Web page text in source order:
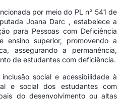
por meio do PL n° 541 de
Joana Darc , estabelece a
para Pessoas com Deficiência
ensino superior, promovendo a
assegurando a permanência,
de estudantes com deficiência.
social e acessibilidade à
e social dos estudantes com
do desenvolvimento ou altas